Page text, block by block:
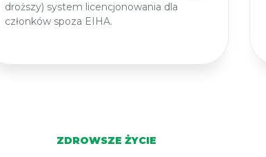
droższy) system licencjonowania dla
członków spoza EIHA.
ZDROWSZE ŻYCIE